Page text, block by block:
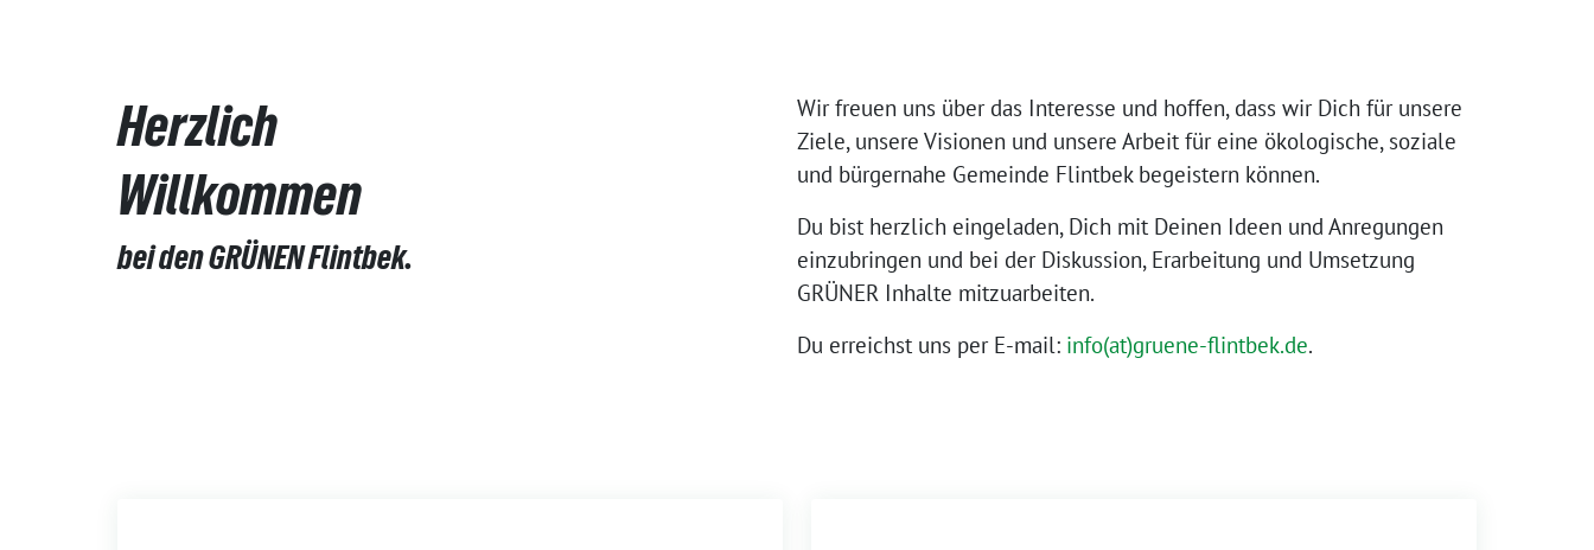
Herzlich
Willkommen
bei den GRÜNEN Flintbek.
Wir freuen uns über das Interesse und hoffen, dass wir Dich für unsere
Ziele, unsere Visionen und unsere Arbeit für eine ökologische, soziale
und bürgernahe Gemeinde Flintbek begeistern können.
Du bist herzlich eingeladen, Dich mit Deinen Ideen und Anregungen
einzubringen und bei der Diskussion, Erarbeitung und Umsetzung
GRÜNER Inhalte mitzuarbeiten.
Du erreichst uns per E-mail: info(at)gruene-flintbek.de.